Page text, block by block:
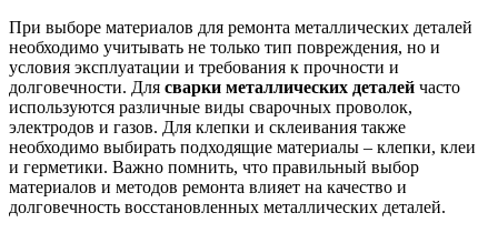
При выборе материалов для ремонта металлических деталей
необходимо учитывать не только тип повреждения, но и
условия эксплуатации и требования к прочности и
долговечности. Для сварки металлических деталей часто
используются различные виды сварочных проволок,
электродов и газов. Для клепки и склеивания также
необходимо выбирать подходящие материалы – клепки, клеи
и герметики. Важно помнить, что правильный выбор
материалов и методов ремонта влияет на качество и
долговечность восстановленных металлических деталей.